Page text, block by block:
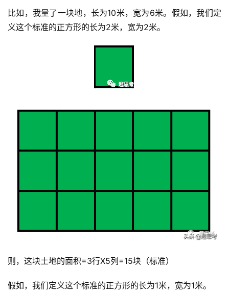
日
好
比如，我量了一块地，长为10米，宽为6米。假如，我们定
义这个标准的正方形的长为2米，宽为2米。
则，这块土地的面积=3行X5列=15块（标准）
假如，我们定义这个标准的正方形的长为1米，宽为1米。